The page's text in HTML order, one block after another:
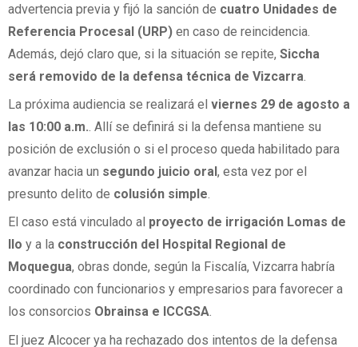
advertencia previa y fijó la sanción de cuatro Unidades de
Referencia Procesal (URP) en caso de reincidencia.
Además, dejó claro que, si la situación se repite, Siccha
será removido de la defensa técnica de Vizcarra
La próxima audiencia se realizará el viernes 29 de agosto a
las 10:00 a.m.. Allí se definirá si la defensa mantiene su
posición de exclusión o si el proceso queda habilitado para
avanzar hacia un segundo juicio oral, esta vez por el
presunto delito de colusión simple.
El caso está vinculado al proyecto de irrigación Lomas de
Ilo y a la construcción del Hospital Regional de
Moquegua, obras donde, según la Fiscalía, Vizcarra habría
coordinado con funcionarios y empresarios para favorecer a
los consorcios Obrainsa e ICCGSA.
El juez Alcocer ya ha rechazado dos intentos de la defensa